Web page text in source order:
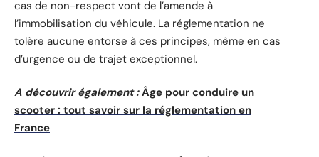
cas de non-respect vont de l’amende à
l’immobilisation du véhicule. La réglementation ne
tolère aucune entorse à ces principes, même en cas
d’urgence ou de trajet exceptionnel.
A découvrir également : Âge pour conduire un
scooter : tout savoir sur la réglementation en
France